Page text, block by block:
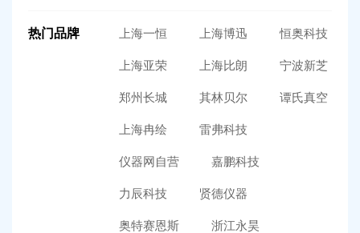
热门品牌 上海一恒 上海博迅 恒奥科技
上海亚荣 上海比朗 宁波新芝
郑州长城 其林贝尔 谭氏真空
上海冉绘 雷弗科技
仪器网自营 嘉鹏科技
力辰科技 贤德仪器
奥特赛恩斯 浙江永昊